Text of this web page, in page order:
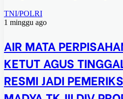
TNI/POLRI
1 minggu ago
AIR MATA
KETUT AGUS
RESMI JADI